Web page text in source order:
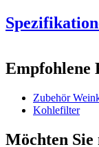
Allgemein
Empfohlene
Zubehör
Kohlefilter
Möchten